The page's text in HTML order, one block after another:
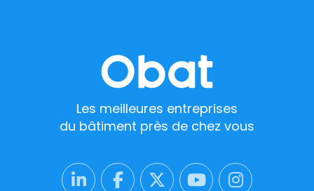
Les meilleures entreprises
du bâtiment près de chez vous